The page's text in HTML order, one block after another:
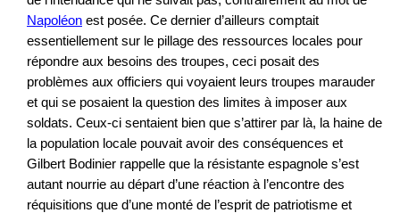
Napoléon est posée. Ce dernier d’ailleurs comptait
essentiellement sur le pillage des ressources locales pour
répondre aux besoins des troupes, ceci posait des
problèmes aux officiers qui voyaient leurs troupes marauder
et qui se posaient la question des limites à imposer aux
soldats. Ceux-ci sentaient bien que s’attirer par là, la haine de
la population locale pouvait avoir des conséquences et
Gilbert Bodinier rappelle que la résistante espagnole s’est
autant nourrie au départ d’une réaction à l’encontre des
réquisitions que d’une monté de l’esprit de patriotisme et